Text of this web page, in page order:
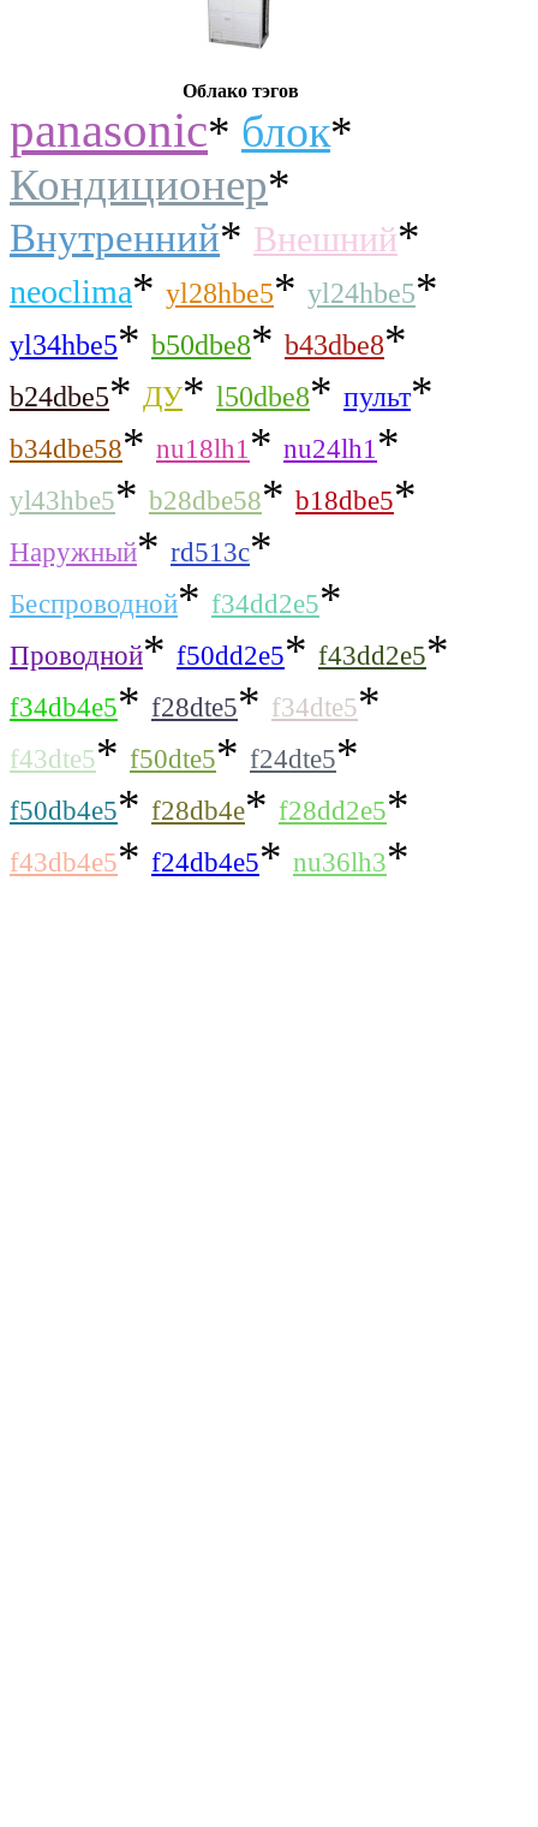
Облако тэгов
panasonic* блок*
Кондиционер*
Внутренний* Внешний*
neoclima* yl28hbe5* yl24hbe5*
yl34hbe5* b50dbe8* b43dbe8*
b24dbe5* ДУ* l50dbe8* пульт*
b34dbe58* nu18lh1 * nu24lh1 *
yl43hbe5* b28dbe58* b18dbe5*
Наружный* rd513c*
Беспроводной* f34dd2e5*
Проводной* f50dd2e5* f43dd2e5*
f34db4e5* f28dte5* f34dte5*
f43dte5* f50dte5* f24dte5*
f50db4e5* f28db4e* f28dd2e5*
f43db4e5* f24db4e5* nu36lh3*